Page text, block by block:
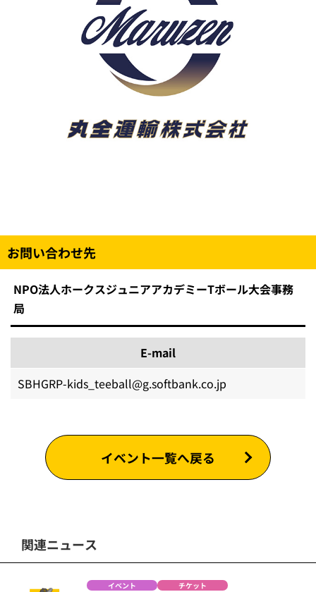
お問い合わせ先
NPO法人ホークスジュニアアカデミーTボール大会事務
局
E-mail
SBHGRP-kids_teeball@g.softbank.co.jp
イベント一覧へ戻る
関連ニュース
イベント チケット